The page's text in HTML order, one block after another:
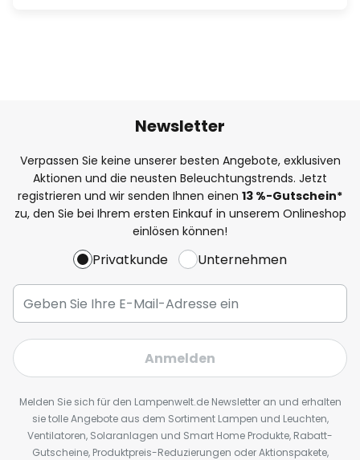
Newsletter
Verpassen Sie keine unserer besten Angebote, exklusiven
Aktionen und die neusten Beleuchtungstrends. Jetzt
registrieren und wir senden Ihnen einen 13 %-Gutschein*
zu, den Sie bei Ihrem ersten Einkauf in unserem Onlineshop
einlösen können!
Privatkunde Unternehmen
Anmelden
Melden Sie sich für den Lampenwelt.de Newsletter an und erhalten
sie tolle Angebote aus dem Sortiment Lampen und Leuchten,
Ventilatoren, Solaranlagen und Smart Home Produkte, Rabatt-
Gutscheine, Produktpreis-Reduzierungen oder Aktionspakete,